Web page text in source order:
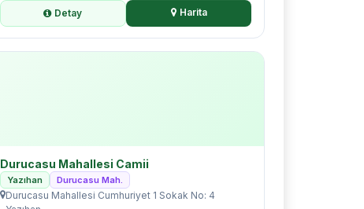
Detay Harita
Durucasu Mahallesi Camii
Yazıhan Durucasu Mah.
Durucasu Mahallesi Cumhuriyet 1 Sokak No: 4